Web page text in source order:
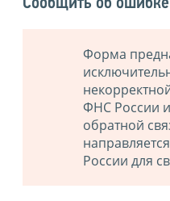
Форма
ФНС России
обратной
России для